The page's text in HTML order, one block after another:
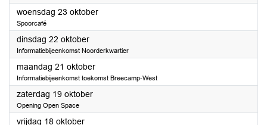
woensdag 23 oktober2024
Spoorcafé
dinsdag 22 oktober2024
Informatiebijeenkomst Noorderkwartier
maandag 21 oktober2024
Informatiebijeenkomst toekomst Breecamp-West
zaterdag 19 oktober2024
Opening Open Space
vrijdag 18 oktober2024